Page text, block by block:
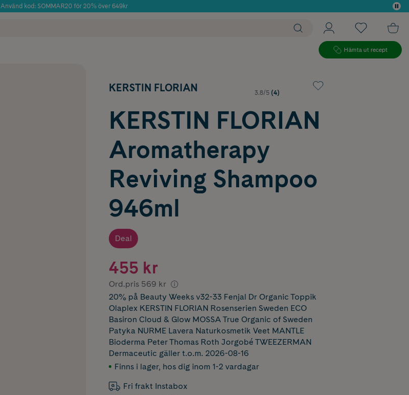
Använd kod: SOMMAR20 för 20% över 649kr
Hämta ut recept
KERSTIN FLORIAN 3.8/5 (4)
KERSTIN FLORIAN
Aromatherapy
Reviving Shampoo
946ml
Deal
455 kr
Ord.pris 569 kr
20% på Beauty Weeks v32-33 Fenjal Dr Organic Toppik
Olaplex KERSTIN FLORIAN Rosenserien Sweden ECO
Basiron Cloud & Glow MOSSA True Organic of Sweden
Patyka NURME Lavera Naturkosmetik Veet MANTLE
Bioderma Peter Thomas Roth Jorgobé TWEEZERMAN
Dermaceutic gäller t.o.m. 2026-08-16
Finns i lager, hos dig inom 1-2 vardagar
Fri frakt Instabox